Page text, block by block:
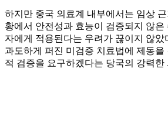
하지만 중국 의료계 내부에서는 임상
황에서 안전성과 효능이 검증되지 않
자에게 적용된다는 우려가 끊이지 않았
과도하게 퍼진 미검증 치료법에 제동을
적 검증을 요구하겠다는 당국의 강력한